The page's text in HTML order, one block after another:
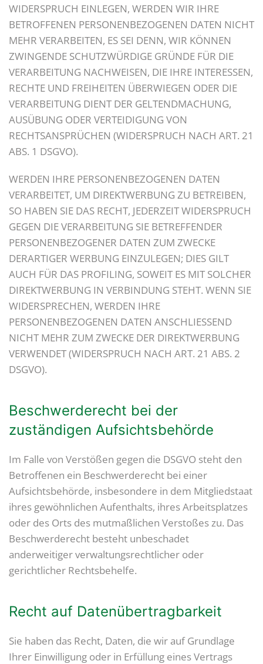
WIDERSPRUCH EINLEGEN, WERDEN WIR IHRE
BETROFFENEN PERSONENBEZOGENEN DATEN NICHT
MEHR VERARBEITEN, ES SEI DENN, WIR KÖNNEN
ZWINGENDE SCHUTZWÜRDIGE GRÜNDE FÜR DIE
VERARBEITUNG NACHWEISEN, DIE IHRE INTERESSEN,
RECHTE UND FREIHEITEN ÜBERWIEGEN ODER DIE
VERARBEITUNG DIENT DER GELTENDMACHUNG,
AUSÜBUNG ODER VERTEIDIGUNG VON
RECHTSANSPRÜCHEN (WIDERSPRUCH NACH ART. 21
ABS. 1 DSGVO).
WERDEN IHRE PERSONENBEZOGENEN DATEN
VERARBEITET, UM DIREKTWERBUNG ZU BETREIBEN,
SO HABEN SIE DAS RECHT, JEDERZEIT WIDERSPRUCH
GEGEN DIE VERARBEITUNG SIE BETREFFENDER
PERSONENBEZOGENER DATEN ZUM ZWECKE
DERARTIGER WERBUNG EINZULEGEN; DIES GILT
AUCH FÜR DAS PROFILING, SOWEIT ES MIT SOLCHER
DIREKTWERBUNG IN VERBINDUNG STEHT. WENN SIE
WIDERSPRECHEN, WERDEN IHRE
PERSONENBEZOGENEN DATEN ANSCHLIESSEND
NICHT MEHR ZUM ZWECKE DER DIREKTWERBUNG
VERWENDET (WIDERSPRUCH NACH ART. 21 ABS. 2
DSGVO).
Beschwerde­recht bei der
zuständigen Aufsichts­behörde
Im Falle von Verstößen gegen die DSGVO steht den
Betroffenen ein Beschwerderecht bei einer
Aufsichtsbehörde, insbesondere in dem Mitgliedstaat
ihres gewöhnlichen Aufenthalts, ihres Arbeitsplatzes
oder des Orts des mutmaßlichen Verstoßes zu. Das
Beschwerderecht besteht unbeschadet
anderweitiger verwaltungsrechtlicher oder
gerichtlicher Rechtsbehelfe.
Recht auf Daten­übertrag­barkeit
Sie haben das Recht, Daten, die wir auf Grundlage
Ihrer Einwilligung oder in Erfüllung eines Vertrags